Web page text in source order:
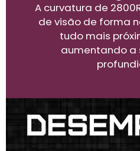
A curvatura de
de visão de forma
tudo mais
aumentando a